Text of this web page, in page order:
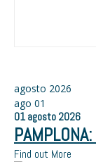
agosto 2026
ago 01
01 agosto 2026
Find out More